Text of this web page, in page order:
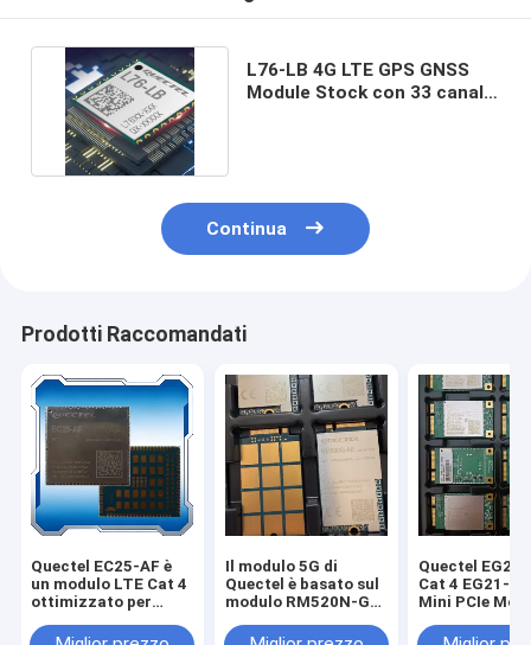
L76-LB 4G LTE GPS GNSS
Module Stock con 33 canali
Continua
Prodotti Raccomandati
Quectel EC25-AF è
un modulo LTE Cat 4
ottimizzato per
IoT, che offre
Il modulo 5G di
Quectel è basato sul
modulo RM520N-GL
RM530N-GL
Quectel EG25-
Cat 4 EG21-G
Mini PCIe
GGB Con